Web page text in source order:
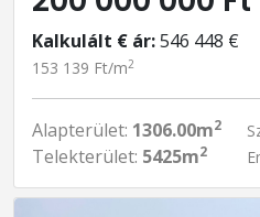
Kalkulált € ár:546 448 €
153 139 Ft/m2
Alapterület: 1306.00m2
Telekterület: 5425m2